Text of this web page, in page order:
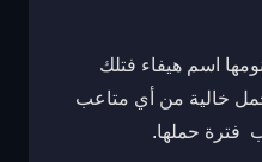
اسم هيفاء فتلك
خالية من أي متاعب
فترة حملها.